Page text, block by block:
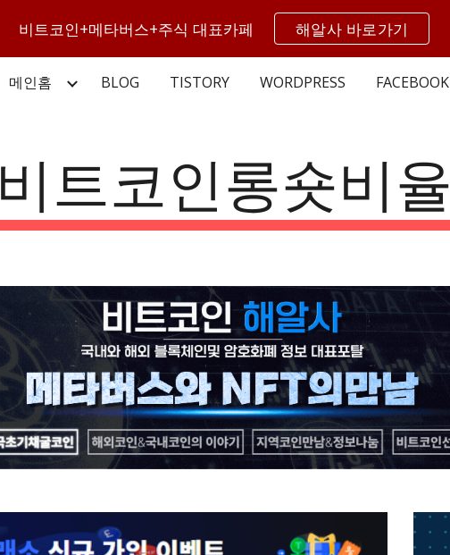
Skip to main content Skip to navigation
비트코인+메타버스+주식 대표카페 해알사 바로가기
메인홈 BLOG TISTORY WORDPRESS FACEBOOK
비트코인롱숏비율